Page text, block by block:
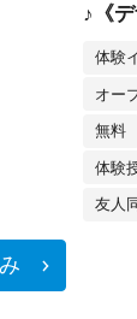
♪《
像・
体験
オー
無料
体験
友人